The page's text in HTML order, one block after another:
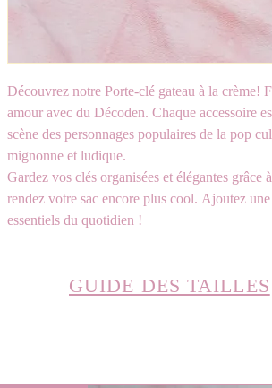
Découvrez notre Porte-clé gateau à la crème!
amour avec du Décoden. Chaque accessoire
scène des personnages populaires de la pop
mignonne et ludique.
Gardez vos clés organisées et élégantes grâce
rendez votre sac encore plus cool. Ajoutez
essentiels du quotidien !
GUIDE DES TAILLES